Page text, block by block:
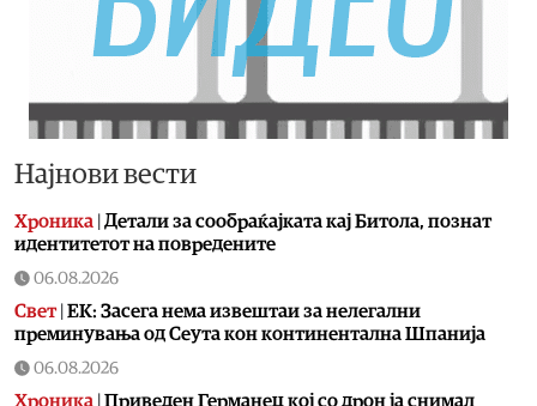
Најнови вести
Хроника Детали за сообраќајката кај Битола, познат
идентитетот на повредените
06.08.2026
Свет| ЕК: Засега нема извештаи за нелегални
преминувања од Сеута кон континентална Шпанија
06.08.2026
Хроника Приведен Германец кој со дрон ја снимал